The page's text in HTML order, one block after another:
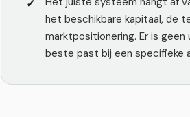
het beschikbare kapitaal, de
marktpositionering. Er is
beste past bij een specifieke